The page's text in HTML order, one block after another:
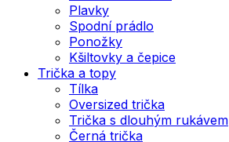
Plavky
Spodní prádlo
Ponožky
Kšiltovky a čepice
Trička a topy
Tílka
Oversized trička
Trička s dlouhým rukávem
Černá trička